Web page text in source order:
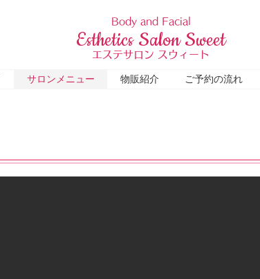
Body and Facial
Esthetics Salon Sweet
エステサロン スウィート
サロンメニュー 物販紹介 ご予約の流れ